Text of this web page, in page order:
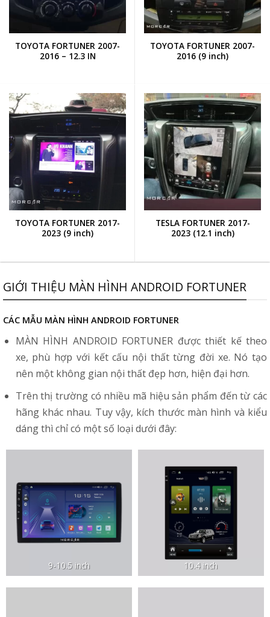
TOYOTA FORTUNER 2007-
2016 – 12.3 IN
TOYOTA FORTUNER 2007-
2016 (9 inch)
TOYOTA FORTUNER 2017-
2023 (9 inch)
TESLA FORTUNER 2017-
2023 (12.1 inch)
GIỚI THIỆU MÀN HÌNH ANDROID FORTUNER
CÁC MẪU MÀN HÌNH ANDROID FORTUNER
MÀN HÌNH ANDROID FORTUNER được thiết kế theo
xe, phù hợp với kết cấu nội thất từng đời xe. Nó tạo
nên một không gian nội thất đẹp hơn, hiện đại hơn.
Trên thị trường có nhiều mã hiệu sản phẩm đến từ các
hãng khác nhau. Tuy vậy, kích thước màn hình và kiểu
dáng thì chỉ có một số loại dưới đây:
9-10.5 inch 10.4 inch